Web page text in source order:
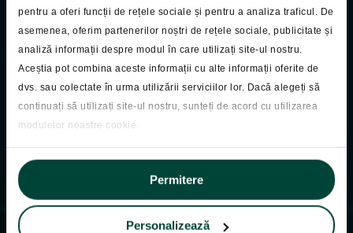
pentru a oferi funcții de rețele sociale și pentru a analiza traficul. De
asemenea, oferim partenerilor noștri de rețele sociale, publicitate și
analiză informații despre modul în care utilizați site-ul nostru.
Aceștia pot combina aceste informații cu alte informații oferite de
dvs. sau colectate în urma utilizării serviciilor lor. Dacă alegeți să
continuați să utilizați site-ul nostru, sunteți de acord cu utilizarea
modulelor noastre cookie.
Permitere
Personalizează
Pastila Financiara
Pastila Financiara
07.04.2025